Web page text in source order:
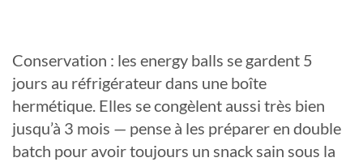
Conservation : les energy balls se gardent 5
jours au réfrigérateur dans une boîte
hermétique. Elles se congèlent aussi très bien
jusqu’à 3 mois — pense à les préparer en double
batch pour avoir toujours un snack sain sous la